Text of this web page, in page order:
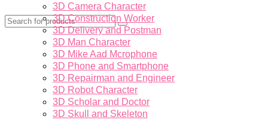
3D Camera Character
3D Construction Worker
3D Delivery and Postman
3D Man Character
3D Mike Aad Mcrophone
3D Phone and Smartphone
3D Repairman and Engineer
3D Robot Character
3D Scholar and Doctor
3D Skull and Skeleton